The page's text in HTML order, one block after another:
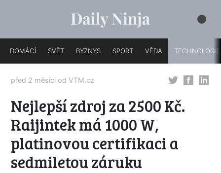
DOMÁCÍ SVĚT BYZNYS SPORT VĚDA TECHNOLOGIE
před 2 měsíci od VTM.cz
Nejlepší zdroj za 2500 Kč.
Raijintek má 1000 W,
platinovou certifikaci a
sedmiletou záruku